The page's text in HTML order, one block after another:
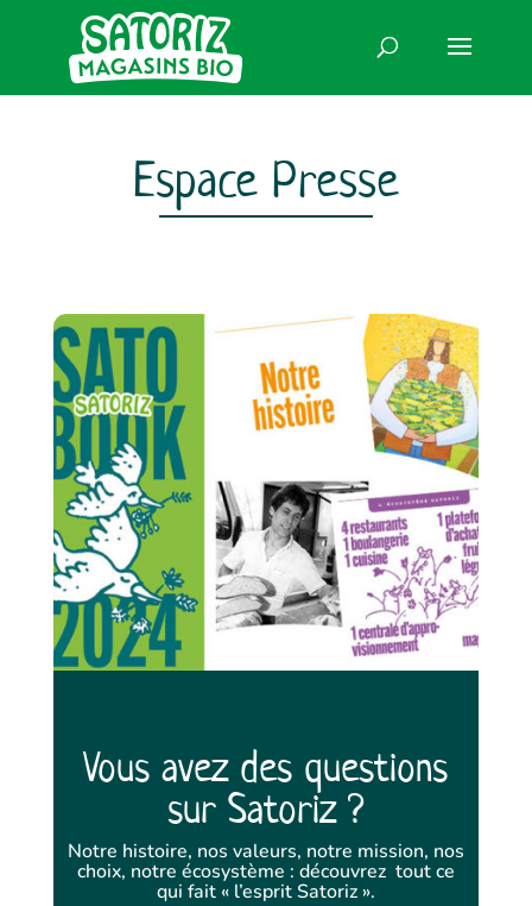
Espace Presse
Vous avez des questions
sur Satoriz ?
Notre histoire, nos valeurs, notre mission, nos
choix, notre écosystème : découvrez tout ce
qui fait « l’esprit Satoriz ».